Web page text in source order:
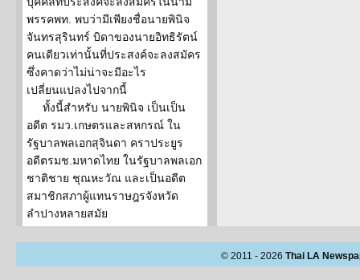
พรรคพท. พบว่ามีเพียงชื่อนายพินิจ
จันทรสุรินทร์ บิดาของนายอิทธิรัตน์
คนเดียวเท่านั้นที่ประสงค์จะลงสมัคร
ซึ่งคาดว่าไม่น่าจะมีอะไร
เปลี่ยนแปลงไปจากนี้
ทั้งนี้สำหรับ นายพินิจ เป็นเป็น
อดีต รมว.เกษตรและสหกรณ์ ใน
รัฐบาลพลเอกสุจินดา คราประยูร
อดีตรมช.มหาดไทย ในรัฐบาลพลเอก
ชาติชาย ชุณหะวัณ และเป็นอดีต
สมาชิกสภาผู้แทนราษฎรจังหวัด
ลำปางหลายสมัย
© 2011 - 2026 Thai LA